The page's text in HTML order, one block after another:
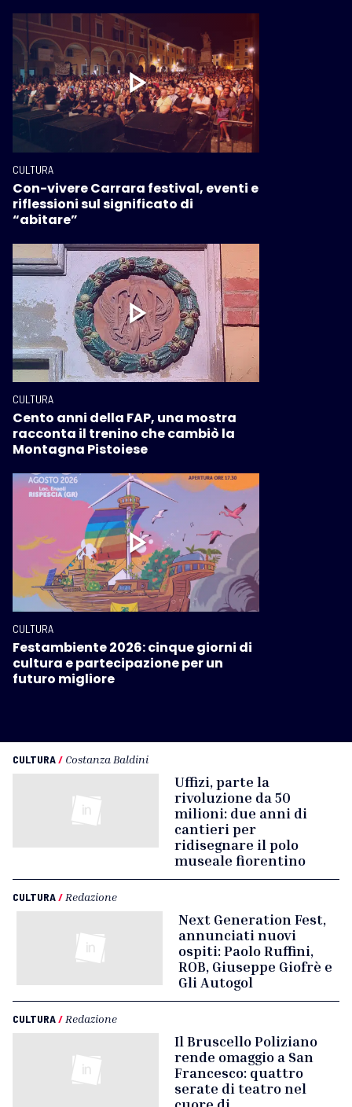
CULTURA
Con-vivere Carrara festival, eventi e
riflessioni sul significato di
“abitare”
CULTURA
Cento anni della FAP, una mostra
racconta il trenino che cambiò la
Montagna Pistoiese
CULTURA
Festambiente 2026: cinque giorni di
cultura e partecipazione per un
futuro migliore
CULTURA/ Costanza Baldini
Uffizi, parte la
rivoluzione da 50
milioni: due anni di
cantieri per
ridisegnare il polo
museale fiorentino
CULTURA/ Redazione
Next Generation Fest,
annunciati nuovi
ospiti: Paolo Ruffini,
ROB, Giuseppe Giofrè e
Gli Autogol
CULTURA/ Redazione
Il Bruscello Poliziano
rende omaggio a San
Francesco: quattro
serate di teatro nel